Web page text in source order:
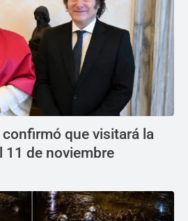
confirmó que visitará la
11 de noviembre